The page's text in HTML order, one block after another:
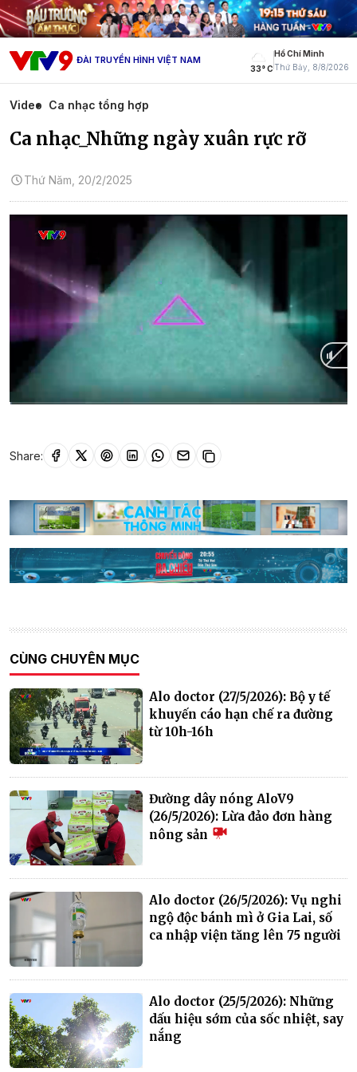
ĐÀI TRUYỀN HÌNH VIỆT NAM
33° C
Hồ Chí Minh
Thứ Bảy, 8/8/2026
Video Ca nhạc tổng hợp
Ca nhạc_Những ngày xuân rực rỡ
Thứ Năm, 20/2/2025
Share:
CÙNG CHUYÊN MỤC
Alo doctor (27/5/2026): Bộ y tế
khuyến cáo hạn chế ra đường
từ 10h-16h
Đường dây nóng AloV9
(26/5/2026): Lừa đảo đơn hàng
nông sản
Alo doctor (26/5/2026): Vụ nghi
ngộ độc bánh mì ở Gia Lai, số
ca nhập viện tăng lên 75 người
Alo doctor (25/5/2026): Những
dấu hiệu sớm của sốc nhiệt, say
nắng